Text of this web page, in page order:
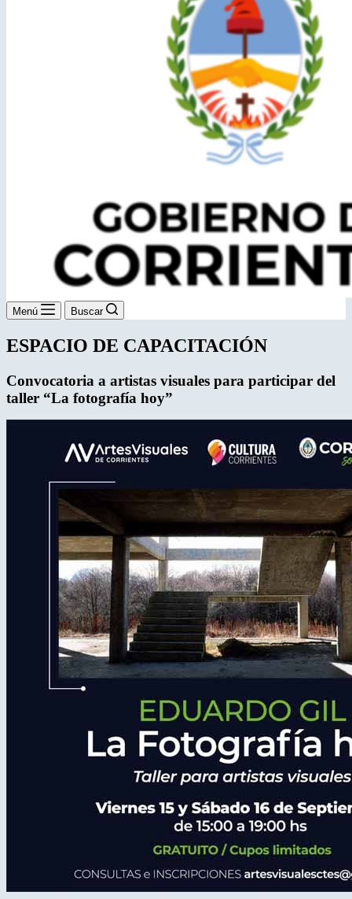
Menú Buscar
ESPACIO DE CAPACITACIÓN
Convocatoria a artistas visuales para participar del
taller “La fotografía hoy”